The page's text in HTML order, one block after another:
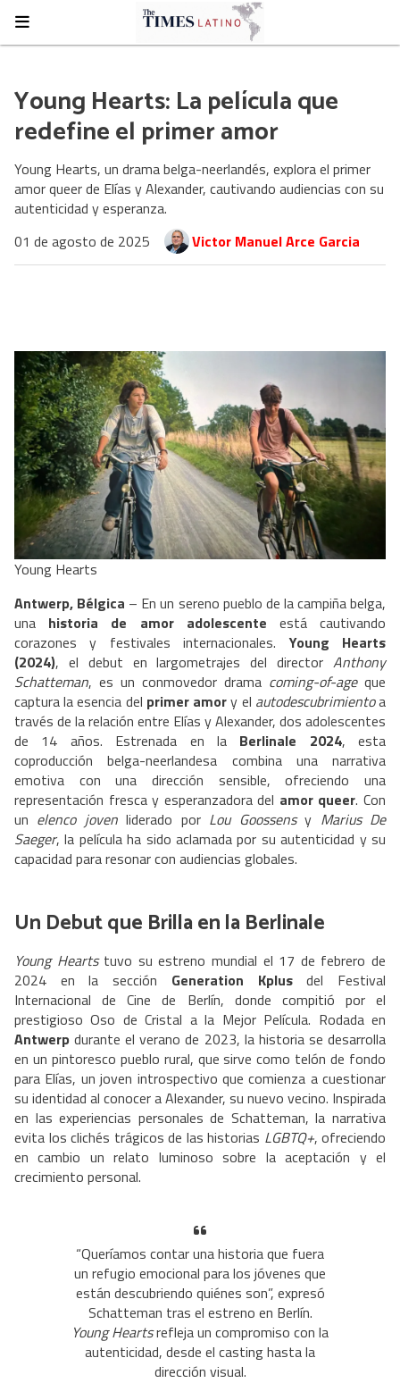
Young Hearts: La película que
redefine el primer amor
Young Hearts, un drama belga-neerlandés, explora el primer
amor queer de Elías y Alexander, cautivando audiencias con su
autenticidad y esperanza.
01 de agosto de 2025
Victor Manuel Arce Garcia
Young Hearts
Antwerp, Bélgica – En un sereno pueblo de la campiña belga,
una historia de amor adolescente está cautivando
corazones y festivales internacionales.Young Hearts
(2024), el debut en largometrajes del director Anthony
Schatteman, es un conmovedor drama coming-of-ageque
captura la esencia del primer amory el autodescubrimientoa
través de la relación entre Elías y Alexander, dos adolescentes
de 14 años. Estrenada en la Berlinale 2024, esta
coproducción belga-neerlandesa combina una narrativa
emotiva con una dirección sensible, ofreciendo una
representación fresca y esperanzadora del amor queer. Con
un elenco jovenliderado por Lou Goossensy Marius De
Saeger, la película ha sido aclamada por su autenticidad y su
capacidad para resonar con audiencias globales.
Un Debut que Brilla en la Berlinale
Young Heartstuvo su estreno mundial el 17 de febrero de
2024 en la sección Generation Kplusdel Festival
Internacional de Cine de Berlín, donde compitió por el
prestigioso Oso de Cristal a la Mejor Película. Rodada en
Antwerp durante el verano de 2023, la historia se desarrolla
en un pintoresco pueblo rural, que sirve como telón de fondo
para Elías, un joven introspectivo que comienza a cuestionar
su identidad al conocer a Alexander, su nuevo vecino. Inspirada
en las experiencias personales de Schatteman, la narrativa
evita los clichés trágicos de las historias LGBTQ+, ofreciendo
en cambio un relato luminoso sobre la aceptación y el
crecimiento personal.
“Queríamos contar una historia que fuera
un refugio emocional para los jóvenes que
están descubriendo quiénes son”, expresó
Schatteman tras el estreno en Berlín.
Young Heartsrefleja un compromiso con la
autenticidad, desde el casting hasta la
dirección visual.